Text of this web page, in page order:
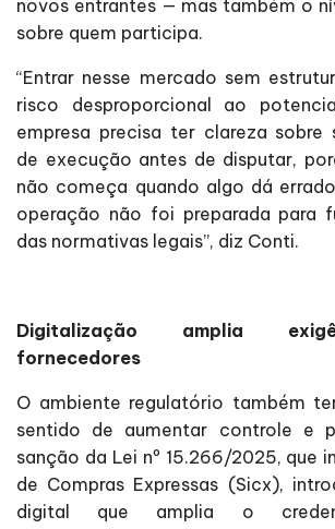
novos entrantes — mas também o
sobre quem participa.
“Entrar nesse mercado sem
risco desproporcional ao
empresa precisa ter clareza sobre
de execução antes de disputar,
não começa quando algo dá
operação não foi preparada para
das normativas legais”, diz Conti.
Digitalização amplia
fornecedores
O ambiente regulatório também
sentido de aumentar controle e
sanção da Lei nº 15.266/2025, que
de Compras Expressas (Sicx),
digital que amplia o